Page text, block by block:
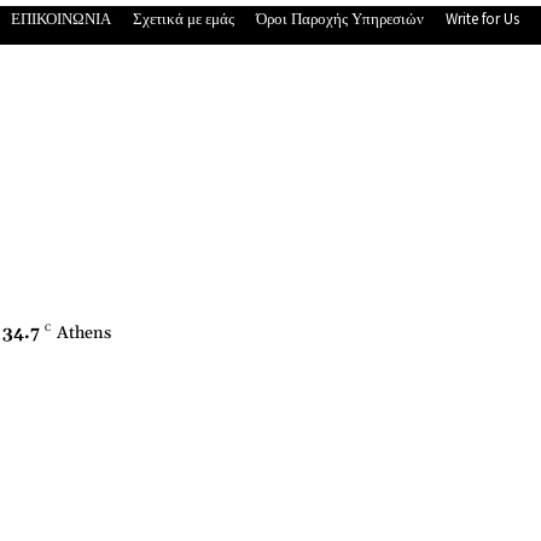
ΕΠΙΚΟΙΝΩΝΙΑ Σχετικά με εμάς Όροι Παροχής Υπηρεσιών Write for Us
34.7 C Athens